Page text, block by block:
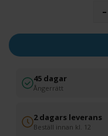
-
45 dagar
Ångerrätt
2 dagars leverans
Beställ innan kl. 12